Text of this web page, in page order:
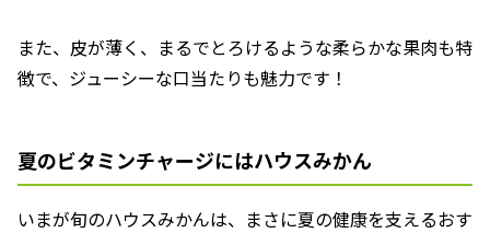
また、皮が薄く、まるでとろけるような柔らかな果肉も特
徴で、ジューシーな口当たりも魅力です！
夏のビタミンチャージにはハウスみかん
いまが旬のハウスみかんは、まさに夏の健康を支えるおす